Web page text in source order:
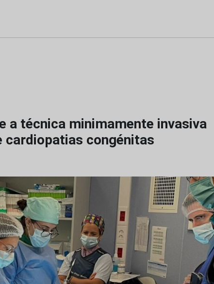
a técnica minimamente invasiva
cardiopatias congénitas